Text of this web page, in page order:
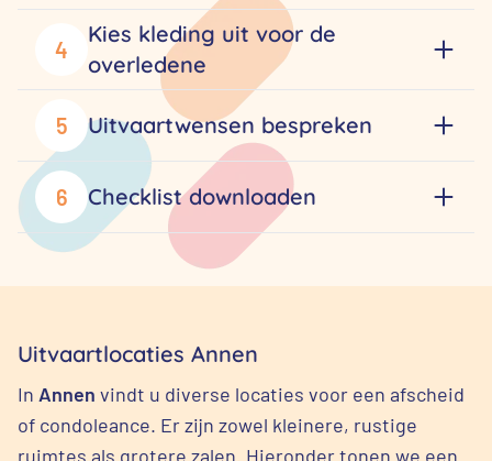
4
Kies kleding uit voor de
overledene
5 Uitvaartwensen bespreken
6 Checklist downloaden
Uitvaartlocaties Annen
In Annen vindt u diverse locaties voor een afscheid
of condoleance. Er zijn zowel kleinere, rustige
ruimtes als grotere zalen. Hieronder tonen we een